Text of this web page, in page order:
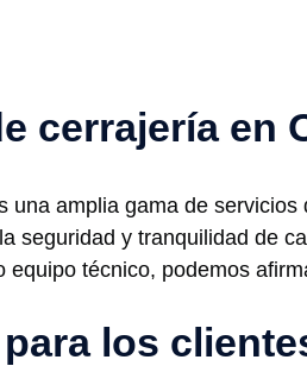
cerrajería en
una amplia gama de
seguridad y tranquilidad de
equipo técnico, podemos
los